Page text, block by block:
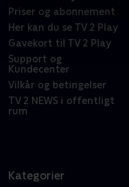
Priser og abonnement
Her kan du se TV 2 Play
Gavekort til TV 2 Play
Support og
Kundecenter
Vilkår og betingelser
TV 2 NEWS i offentligt
rum
Kategorier